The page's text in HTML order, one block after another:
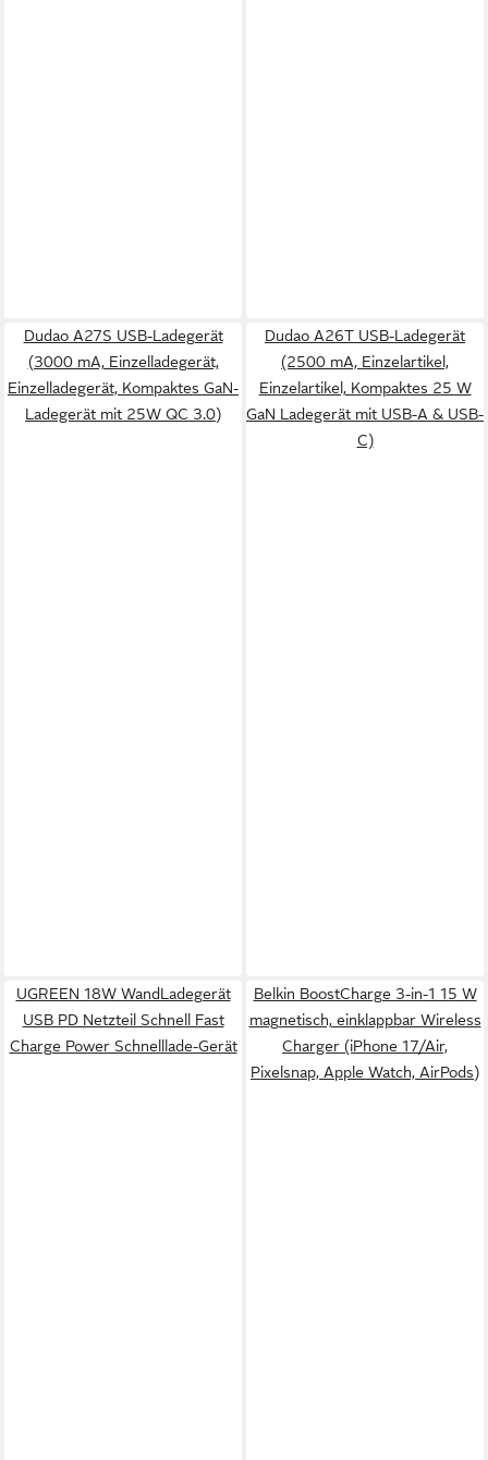
Dudao A27S USB-Ladegerät
(3000 mA, Einzelladegerät,
Einzelladegerät, Kompaktes GaN-
Ladegerät mit 25W QC 3.0)
Dudao A26T USB-Ladegerät
(2500 mA, Einzelartikel,
Einzelartikel, Kompaktes 25 W
GaN Ladegerät mit USB-A & USB-
C)
UGREEN 18W WandLadegerät
USB PD Netzteil Schnell Fast
Charge Power Schnelllade-Gerät
Belkin BoostCharge 3-in-1 15 W
magnetisch, einklappbar Wireless
Charger (iPhone 17/Air,
Pixelsnap, Apple Watch, AirPods)